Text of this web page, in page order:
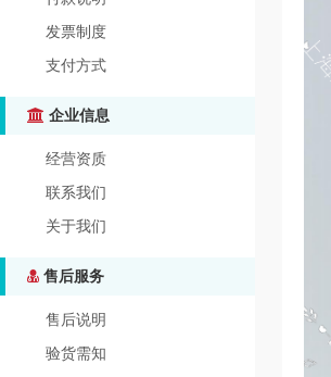
发票制度
支付方式
企业信息
经营资质
联系我们
关于我们
售后服务
售后说明
验货需知